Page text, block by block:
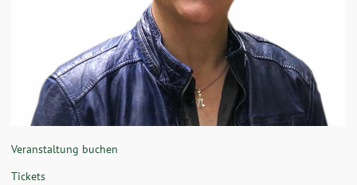
Veranstaltung buchen
Tickets